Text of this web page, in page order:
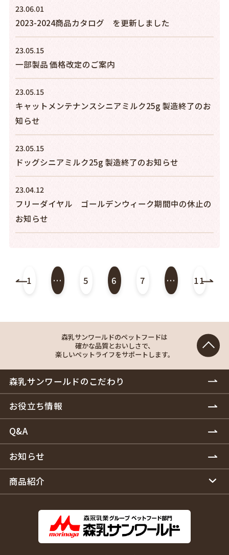
23.06.01
2023-2024商品カタログ を更新しました
23.05.15
一部製品 価格改定のご案内
23.05.15
キャットメンテナンスシニアミルク25g 製造終了のお
知らせ
23.05.15
ドッグシニアミルク25g 製造終了のお知らせ
23.04.12
フリーダイヤル ゴールデンウィーク期間中の休止の
お知らせ
前のページ
1 … 5 6 7 … 11
森乳サンワールドのペットフードは
確かな品質とおいしさで、
楽しいペットライフをサポートします。
森乳サンワールドのこだわり
お役立ち情報
Q&A
お知らせ
商品紹介